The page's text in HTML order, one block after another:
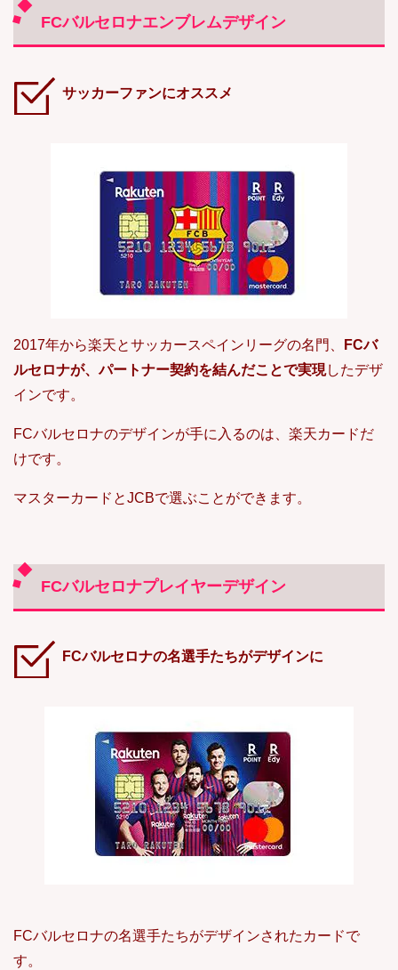
FCバルセロナエンブレムデザイン
サッカーファンにオススメ
2017年から楽天とサッカースペインリーグの名門、
FCバ
ルセロナが、パートナー契約を結んだことで実現したデザ
インです。
FCバルセロナのデザインが手に入るのは、楽天カードだ
けです。
マスターカードとJCBで選ぶことができます。
FCバルセロナプレイヤーデザイン
FCバルセロナの名選手たちがデザインに
FCバルセロナの名選手たちがデザインされたカードで
す。